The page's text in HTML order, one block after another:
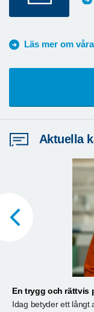
Läs mer om
Aktuella
En trygg och rättvis
Idag betyder ett långt